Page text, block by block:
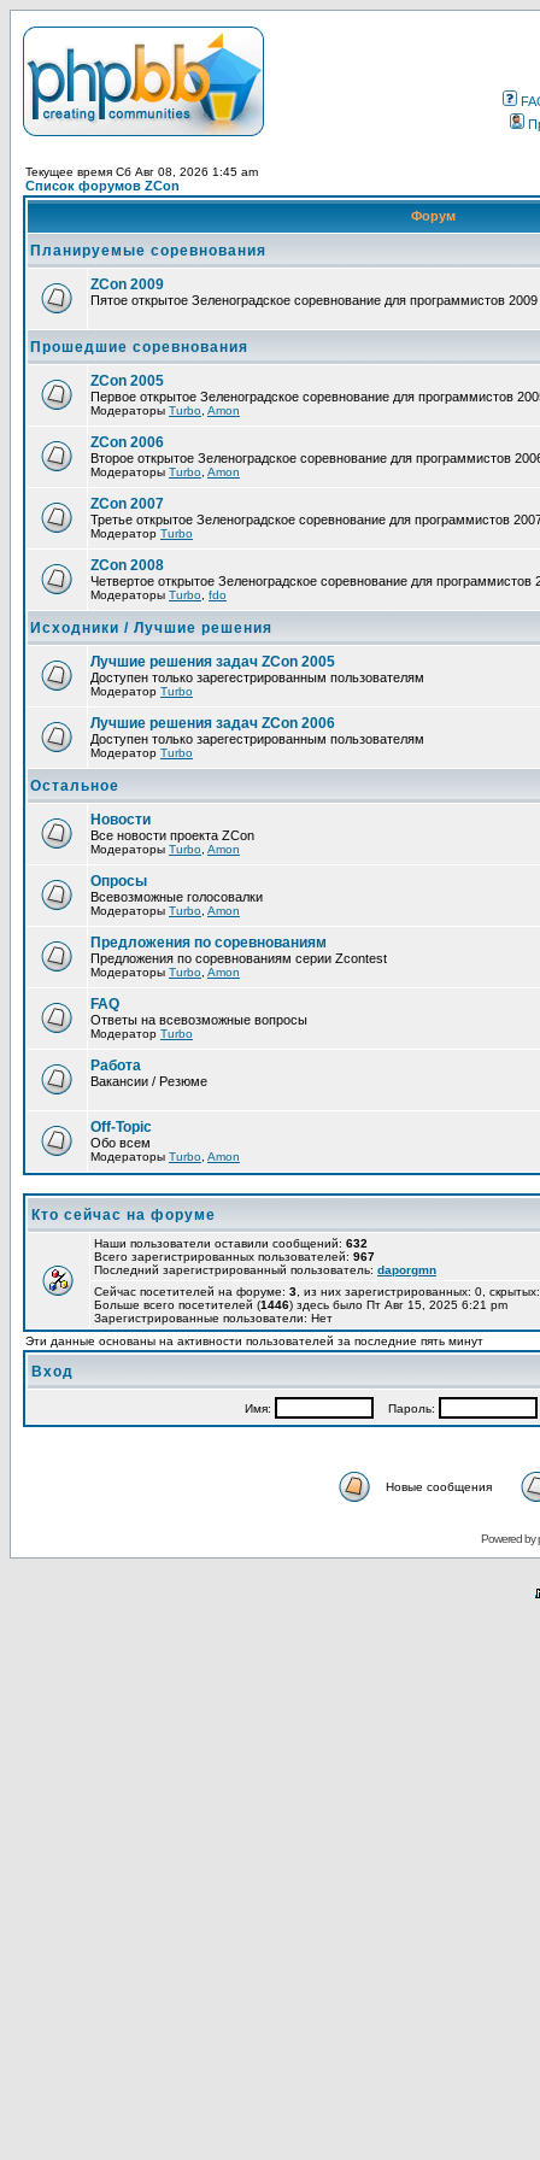
Текущее время Сб Авг 08, 2026 1:45 am
Список форумов ZCon
Форум
Планируемые соревнования
ZCon 2009
Пятое открытое Зеленоградское соревнование для программистов 2009
Прошедшие соревнования
ZCon 2005
Первое открытое Зеленоградское соревнование для программистов
Модераторы Turbo Amon
ZCon 2006
Второе открытое Зеленоградское соревнование для программистов
Модераторы Turbo Amon
ZCon 2007
Третье открытое Зеленоградское соревнование для программистов
Модератор Turbo
ZCon 2008
Четвертое открытое Зеленоградское соревнование для программистов
Модераторы Turbo fdo
Исходники / Лучшие решения
Лучшие решения задач ZCon 2005
Доступен только зарегестрированным пользователям
Модератор Turbo
Лучшие решения задач ZCon 2006
Доступен только зарегестрированным пользователям
Модератор Turbo
Остальное
Новости
Все новости проекта ZCon
Модераторы Turbo Amon
Опросы
Всевозможные голосовалки
Модераторы Turbo Amon
Предложения по соревнованиям
Предложения по соревнованиям серии Zcontest
Модераторы Turbo Amon
FAQ
Ответы на всевозможные вопросы
Модератор Turbo
Работа
Вакансии / Резюме
Off-Topic
Обо всем
Модераторы Turbo Amon
Кто сейчас на форуме
Наши пользователи оставили сообщений: 632
Всего зарегистрированных пользователей: 967
Последний зарегистрированный пользователь: daporgmn
Сейчас посетителей на форуме: 3 , из них зарегистрированных: 0,
Больше всего посетителей (1446) здесь было Пт Авг 15, 2025 6:21 pm
Зарегистрированные пользователи: Нет
Эти данные основаны на активности пользователей за последние пять минут
Вход
Имя: Пароль:
Новые сообщения
Powered by